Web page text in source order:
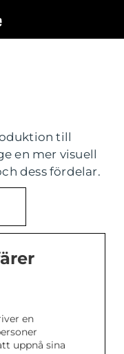
till
en mer visuell
dess fördelar.
en
uppnå sina